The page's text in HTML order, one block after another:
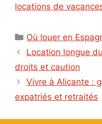
locations de
Catégories
Où louer en
Location longue
droits et caution
Vivre à Alicante :
expatriés et retraités